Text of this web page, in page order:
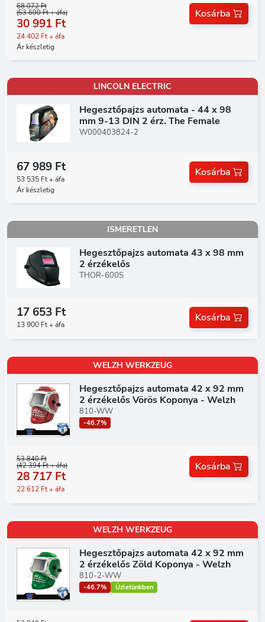
68 072 Ft
(53 600 Ft + áfa)
30 991 Ft
24 402 Ft + áfa
Ár készletig
Kosárba
LINCOLN ELECTRIC
Hegesztőpajzs automata - 44 x 98
mm 9-13 DIN 2 érz. The Female
W000403824-2
67 989 Ft
53 535 Ft + áfa
Ár készletig
Kosárba
ISMERETLEN
Hegesztőpajzs automata 43 x 98 mm
2 érzékelős
THOR-600S
17 653 Ft
13 900 Ft + áfa
Kosárba
WELZH WERKZEUG
Hegesztőpajzs automata 42 x 92 mm
2 érzékelős Vörös Koponya - Welzh
810-WW
-46.7%
53 840 Ft
(42 394 Ft + áfa)
28 717 Ft
22 612 Ft + áfa
Kosárba
WELZH WERKZEUG
Hegesztőpajzs automata 42 x 92 mm
2 érzékelős Zöld Koponya - Welzh
810-2-WW
-46.7% Üzletünkben